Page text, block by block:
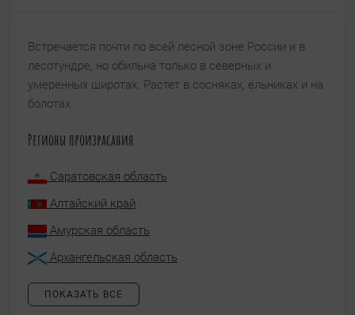
Встречается почти по всей лесной зоне России и в
лесотундре, но обильна только в северных и
умеренных широтах. Растет в сосняках, ельниках и на
болотах.
Регионы произрасания
Саратовская область
Алтайский край
Амурская область
Архангельская область
ПОКАЗАТЬ ВСЕ